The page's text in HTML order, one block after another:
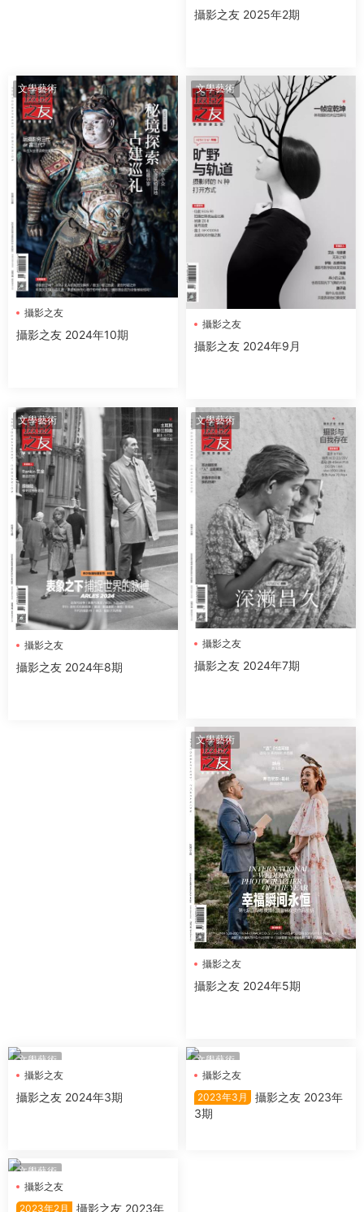
攝影之友 2025年2期
文學藝術
攝影之友
攝影之友 2024年10期
文學藝術
攝影之友
攝影之友 2024年9月
文學藝術
攝影之友
攝影之友 2024年8期
文學藝術
攝影之友
攝影之友 2024年7期
文學藝術
攝影之友
攝影之友 2024年5期
文學藝術
攝影之友
攝影之友 2024年3期
文學藝術
攝影之友
2023年3月
攝影之友 2023年
3期
文學藝術
攝影之友
2023年2月
攝影之友 2023年